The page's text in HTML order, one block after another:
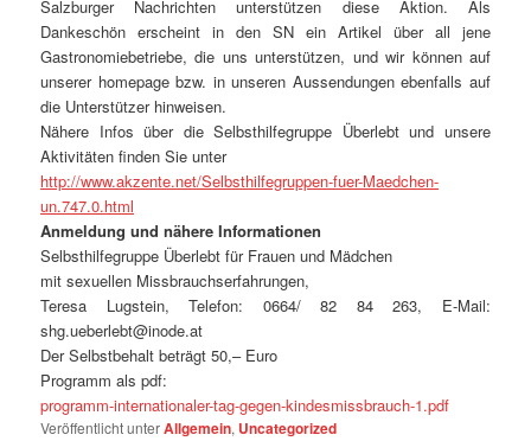
Salzburger Nachrichten unterstützen diese Aktion. Als
Dankeschön erscheint in den SN ein Artikel über all jene
Gastronomiebetriebe, die uns unterstützen, und wir können auf
unserer homepage bzw. in unseren Aussendungen ebenfalls auf
die Unterstützer hinweisen.
Nähere Infos über die Selbsthilfegruppe Überlebt und unsere
Aktivitäten finden Sie unter
http://www.akzente.net/Selbsthilfegruppen-fuer-Maedchen-
un.747.0.html
Anmeldung und nähere Informationen
Selbsthilfegruppe Überlebt für Frauen und Mädchen
mit sexuellen Missbrauchserfahrungen,
Teresa Lugstein, Telefon: 0664/ 82 84 263, E-Mail:
shg.ueberlebt@inode.at
Der Selbstbehalt beträgt 50,– Euro
Programm als pdf:
programm-internationaler-tag-gegen-kindesmissbrauch-1.pdf
Veröffentlicht unterAllgemein, Uncategorized